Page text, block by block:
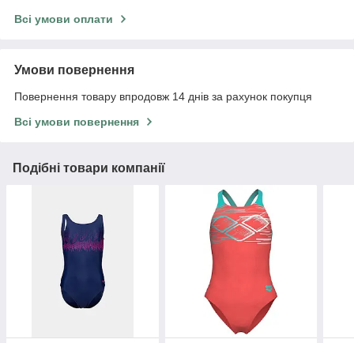
Всі умови оплати
Умови повернення
Повернення товару впродовж 14 днів за рахунок покупця
Всі умови повернення
Подібні товари компанії